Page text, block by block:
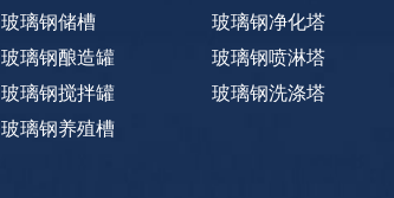
玻璃钢储槽
玻璃钢酿造罐
玻璃钢搅拌罐
玻璃钢养殖槽
玻璃钢净化塔
玻璃钢喷淋塔
玻璃钢洗涤塔